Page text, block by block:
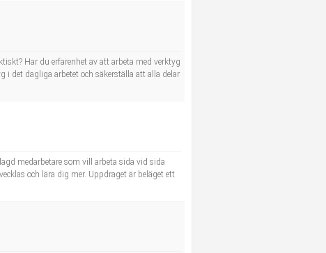
Har du erfarenhet av att arbeta med verktyg
i det dagliga arbetet och säkerställa att alla delar
medarbetare som vill arbeta sida vid sida
och lära dig mer. Uppdraget är beläget ett